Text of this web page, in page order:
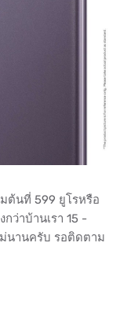
ต้นที่ 599 ยูโรหรือ
ว่าบ้านเรา 15 -
นานครับ รอติดตาม